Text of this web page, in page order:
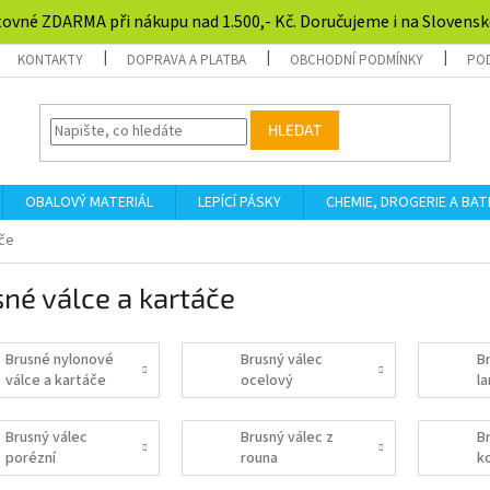
ZDARMA při nákupu nad 1.500,- Kč. Doručujeme i na
KONTAKTY DOPRAVA A PLATBA OBCHODNÍ PODMÍNKY
HLEDAT
OBALOVÝ MATERIÁL LEPÍCÍ PÁSKY CHEMIE, DROGERIE A
válce a kartáče
Brusné nylonové
válce a kartáče
Brusný válec
ocelový
Brusný válec
porézní
Brusný válec z
rouna